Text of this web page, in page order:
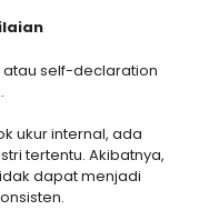
atau self-declaration
ukur internal, ada
tertentu. Akibatnya,
dapat menjadi